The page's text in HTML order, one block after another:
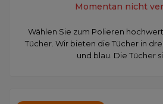
Momentan nicht
Wählen Sie zum Polieren
Tücher. Wir bieten die Tücher in
und blau. Die Tücher